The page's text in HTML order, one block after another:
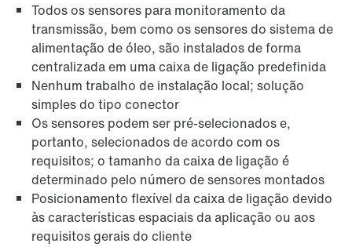
Todos os sensores para monitoramento da
transmissão, bem como os sensores do sistema de
alimentação de óleo, são instalados de forma
centralizada em uma caixa de ligação predefinida
Nenhum trabalho de instalação local; solução
simples do tipo conector
Os sensores podem ser pré-selecionados e,
portanto, selecionados de acordo com os
requisitos; o tamanho da caixa de ligação é
determinado pelo número de sensores montados
Posicionamento flexível da caixa de ligação devido
às características espaciais da aplicação ou aos
requisitos gerais do cliente